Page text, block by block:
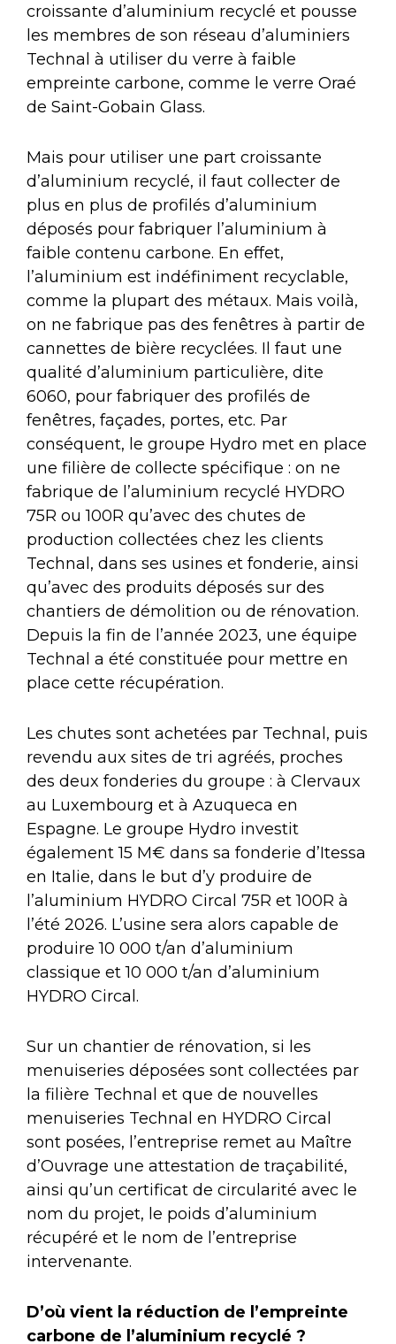
croissante d’aluminium recyclé et pousse
les membres de son réseau d’aluminiers
Technal à utiliser du verre à faible
empreinte carbone, comme le verre Oraé
de Saint-Gobain Glass.
Mais pour utiliser une part croissante
d’aluminium recyclé, il faut collecter de
plus en plus de profilés d’aluminium
déposés pour fabriquer l’aluminium à
faible contenu carbone. En effet,
l’aluminium est indéfiniment recyclable,
comme la plupart des métaux. Mais voilà,
on ne fabrique pas des fenêtres à partir de
cannettes de bière recyclées. Il faut une
qualité d’aluminium particulière, dite
6060, pour fabriquer des profilés de
fenêtres, façades, portes, etc. Par
conséquent, le groupe Hydro met en place
une filière de collecte spécifique : on ne
fabrique de l’aluminium recyclé HYDRO
75R ou 100R qu’avec des chutes de
production collectées chez les clients
Technal, dans ses usines et fonderie, ainsi
qu’avec des produits déposés sur des
chantiers de démolition ou de rénovation.
Depuis la fin de l’année 2023, une équipe
Technal a été constituée pour mettre en
place cette récupération.
Les chutes sont achetées par Technal, puis
revendu aux sites de tri agréés, proches
des deux fonderies du groupe : à Clervaux
au Luxembourg et à Azuqueca en
Espagne. Le groupe Hydro investit
également 15 M€ dans sa fonderie d’Itessa
en Italie, dans le but d’y produire de
l’aluminium HYDRO Circal 75R et 100R à
l’été 2026. L’usine sera alors capable de
produire 10 000 t/an d’aluminium
classique et 10 000 t/an d’aluminium
HYDRO Circal.
Sur un chantier de rénovation, si les
menuiseries déposées sont collectées par
la filière Technal et que de nouvelles
menuiseries Technal en HYDRO Circal
sont posées, l’entreprise remet au Maître
d’Ouvrage une attestation de traçabilité,
ainsi qu’un certificat de circularité avec le
nom du projet, le poids d’aluminium
récupéré et le nom de l’entreprise
intervenante.
D’où vient la réduction de l’empreinte
carbone de l’aluminium recyclé ?